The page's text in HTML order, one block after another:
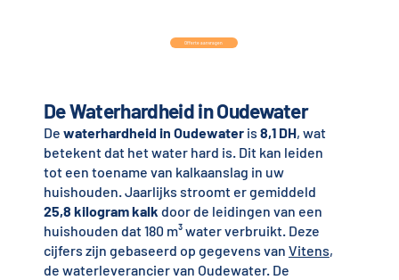
De Waterhardheid in Oudewater
De waterhardheid in Oudewateris 8,1 DH, wat
betekent dat het water hard is. Dit kan leiden
tot een toename van kalkaanslag in uw
huishouden. Jaarlijks stroomt er gemiddeld
25,8 kilogram kalk door de leidingen van een
huishouden dat 180 m³ water verbruikt. Deze
cijfers zijn gebaseerd op gegevens van Vitens,
de waterleverancier van Oudewater. De
Offerte aanvragen